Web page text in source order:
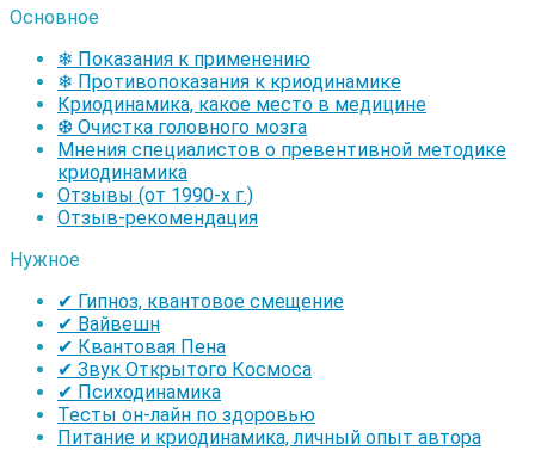
Основное
❄ Показания к применению
❄ Противопоказания к криодинамике
Криодинамика, какое место в медицине
❆ Очистка головного мозга
Мнения специалистов о превентивной методике
криодинамика
Отзывы (от 1990-х г.)
Отзыв-рекомендация
Нужное
✔ Гипноз, квантовое смещение
✔ Вайвешн
✔ Квантовая Пена
✔ Звук Открытого Космоса
✔ Психодинамика
Тесты он-лайн по здоровью
Питание и криодинамика, личный опыт автора